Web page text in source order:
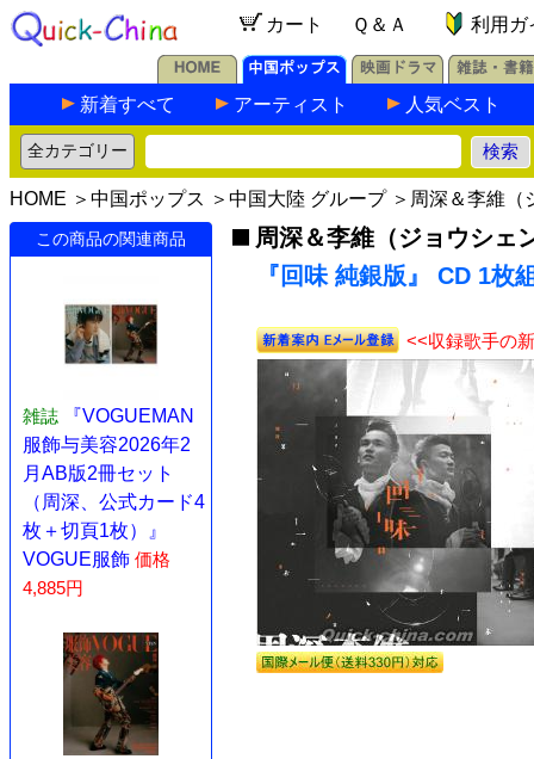
カート Ｑ＆Ａ 利用ガ
新着すべて アーティスト 人気ベスト
HOME ＞ 中国ポップス ＞ 中国大陸 グループ＞ 周深＆李維（
この商品の関連商品
雑誌
『VOGUEMAN
服飾与美容2026年2
月AB版2冊セット
（周深、公式カード4
枚＋切頁1枚）』
VOGUE服飾 価格
4,885円
周深＆李維（ジョウシェ
『回味 純銀版』 CD 1枚
<<収録歌手の